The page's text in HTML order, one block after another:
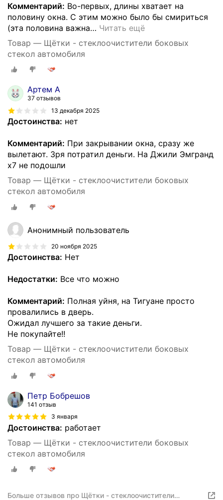
Комментарий: Во-первых, длины хватает на
половину окна. С этим можно было бы смириться
(эта половина важна… Читать ещё
Товар — Щётки - стеклоочистители боковых
стекол автомобиля
Артем А
37 отзывов
13 декабря 2025
Достоинства: нет
Комментарий: При закрывании окна, сразу же
вылетают. Зря потратил деньги. На Джили Эмгранд
х7 не подошли
Товар — Щётки - стеклоочистители боковых
стекол автомобиля
Анонимный пользователь
20 ноября 2025
Достоинства: Нет
Недостатки: Все что можно
Комментарий: Полная уйня, на Тигуане просто
провалились в дверь.
Ожидал лучшего за такие деньги.
Не покупайте!!
Товар — Щётки - стеклоочистители боковых
стекол автомобиля
Петр Бобрешов
141 отзыв
3 января
Достоинства: работает
Товар — Щётки - стеклоочистители боковых
стекол автомобиля
Больше отзывов про Щётки - стеклоочистители